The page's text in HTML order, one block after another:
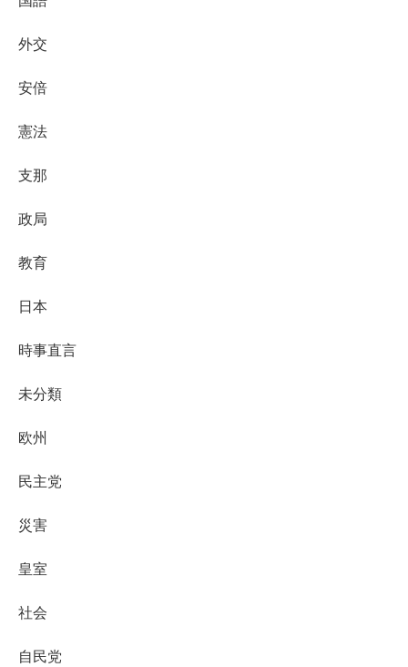
外交
安倍
憲法
支那
政局
教育
日本
時事直言
未分類
欧州
民主党
災害
皇室
社会
自民党